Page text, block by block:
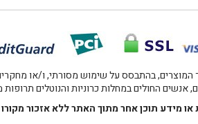
בהתבסס על שימוש מסורתי, ו/או
אנשים החולים במחלות כרוניות והנוטלים
מידע תוכן אחר מתוך האתר ללא אזכור